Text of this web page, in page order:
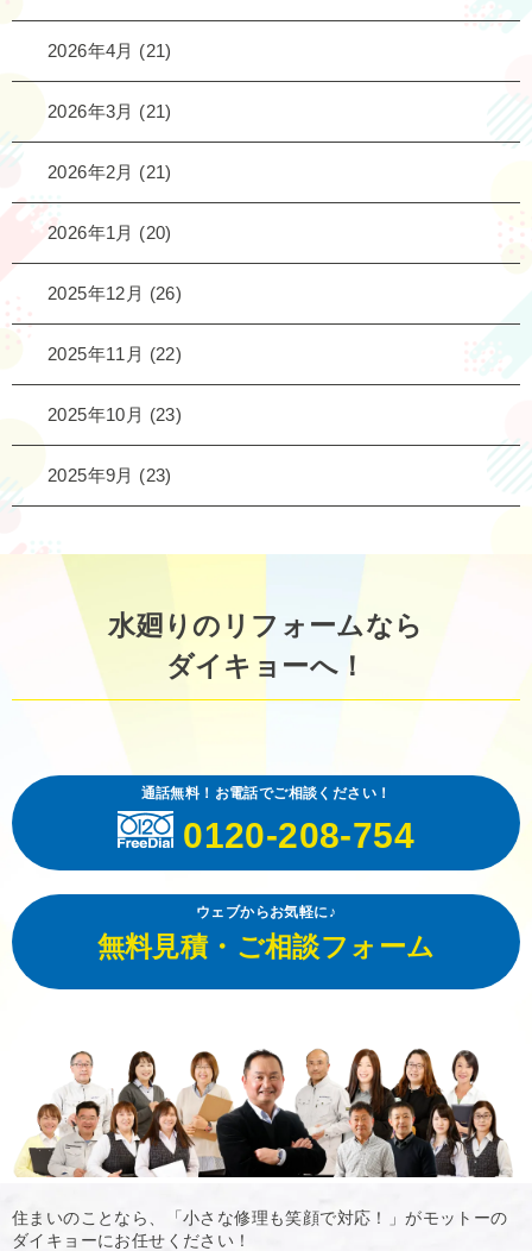
2026年4月 (21)
2026年3月 (21)
2026年2月 (21)
2026年1月 (20)
2025年12月 (26)
2025年11月 (22)
2025年10月 (23)
2025年9月 (23)
水廻りのリフォームなら
ダイキョーへ！
通話無料！お電話でご相談ください！
0120-208-754
ウェブからお気軽に♪
無料見積・ご相談フォーム
住まいのことなら、「小さな修理も笑顔で対応！」がモットーの
ダイキョーにお任せください！